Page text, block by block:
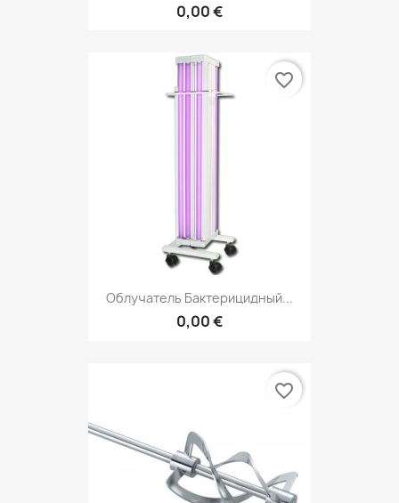
0,00 €
Облучатель Бактерицидный...
0,00 €
favorite_border
favorite_border